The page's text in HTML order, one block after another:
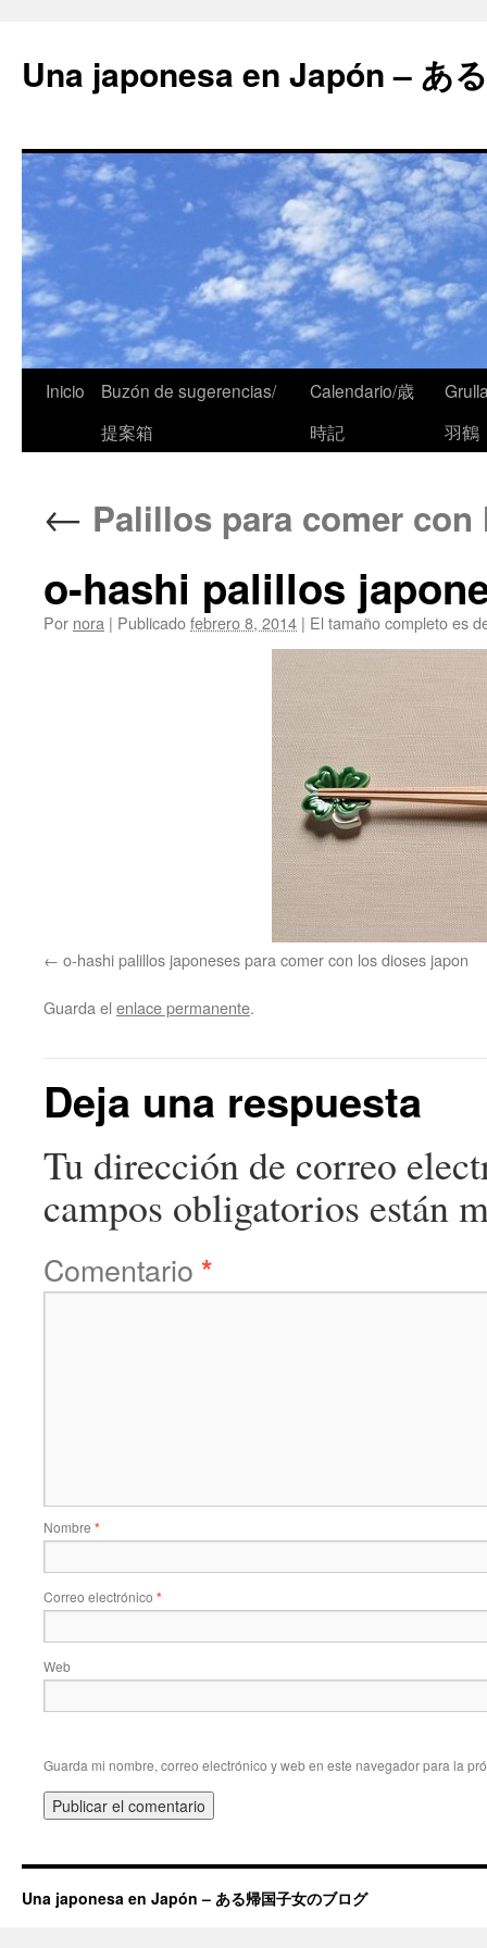
Una japonesa en Japón – あ
Inicio
Buzón de sugerencias/
提案箱
Calendario/歳
時記
羽鶴
← Palillos para comer
o-hashi palillos
Por nora | Publicadofebrero 8, 2014 | El tamaño completo es
o-hashi palillos japoneses para comer con los dioses japon
Guarda el enlace permanente.
Deja una respuesta
Tu dirección de correo
campos obligatorios están
Comentario *
Nombre *
Correo electrónico *
Web
Guarda mi nombre, correo electrónico y web en este navegador para la
Una japonesa en Japón – ある帰国子女のブログ